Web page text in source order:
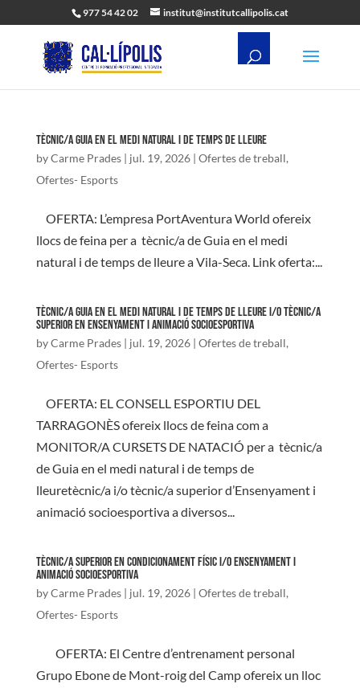
977 54 42 02 institut@institutcallipolis.cat
TÈCNIC/A GUIA EN EL MEDI NATURAL I DE TEMPS DE LLEURE
byCarme Prades| jul. 19, 2026| Ofertes de treball,
Ofertes- Esports
OFERTA: L’empresa PortAventura World ofereix
llocs de feina per a tècnic/a de Guia en el medi
natural i de temps de lleure a Vila-Seca. Link oferta:...
TÈCNIC/A GUIA EN EL MEDI NATURAL I DE TEMPS DE LLEURE I/O TÈCNIC/A
SUPERIOR EN ENSENYAMENT I ANIMACIÓ SOCIOESPORTIVA
byCarme Prades| jul. 19, 2026| Ofertes de treball,
Ofertes- Esports
OFERTA: EL CONSELL ESPORTIU DEL
TARRAGONÈS ofereix llocs de feina com a
MONITOR/A CURSETS DE NATACIÓ per a tècnic/a
de Guia en el medi natural i de temps de
lleuretècnic/a i/o tècnic/a superior d’Ensenyament i
animació socioesportiva a diversos...
TÈCNIC/A SUPERIOR EN CONDICIONAMENT FÍSIC I/O ENSENYAMENT I
ANIMACIÓ SOCIOESPORTIVA
byCarme Prades| jul. 19, 2026| Ofertes de treball,
Ofertes- Esports
OFERTA: El Centre d’entrenament personal
Grupo Ebone de Mont-roig del Camp ofereix un lloc